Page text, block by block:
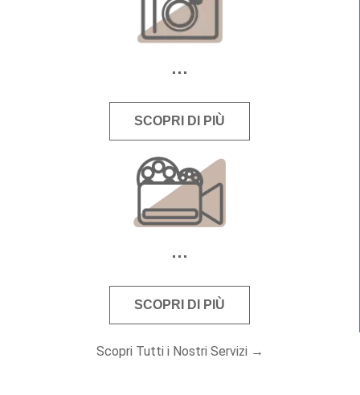
SCOPRI DI PIÙ
SCOPRI DI PIÙ
Scopri Tutti i Nostri Servizi →